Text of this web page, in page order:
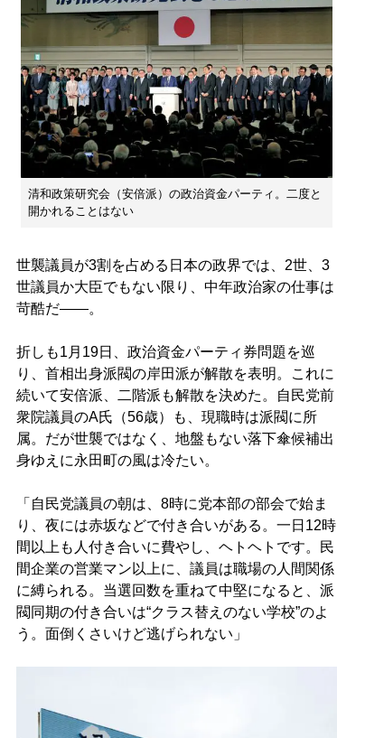
清和政策研究会（安倍派）の政治資金パーティ。二度と
開かれることはない
世襲議員が3割を占める日本の政界では、2世、3
世議員か大臣でもない限り、中年政治家の仕事は
苛酷だ――。
折しも1月19日、政治資金パーティ券問題を巡
り、首相出身派閥の岸田派が解散を表明。これに
続いて安倍派、二階派も解散を決めた。自民党前
衆院議員のA氏（56歳）も、現職時は派閥に所
属。だが世襲ではなく、地盤もない落下傘候補出
身ゆえに永田町の風は冷たい。
「自民党議員の朝は、8時に党本部の部会で始ま
り、夜には赤坂などで付き合いがある。一日12時
間以上も人付き合いに費やし、ヘトヘトです。民
間企業の営業マン以上に、議員は職場の人間関係
に縛られる。当選回数を重ねて中堅になると、派
閥同期の付き合いは“クラス替えのない学校”のよ
う。面倒くさいけど逃げられない」